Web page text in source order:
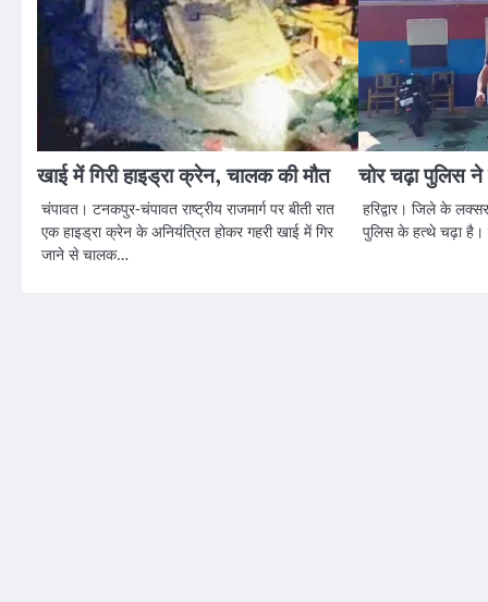
खाई में गिरी हाइड्रा क्रेन, चालक की मौत
चंपावत। टनकपुर-चंपावत राष्ट्रीय राजमार्ग पर बीती रात
एक हाइड्रा क्रेन के अनियंत्रित होकर गहरी खाई में गिर
जाने से चालक…
चोर चढ़ा पुलिस ने
हरिद्वार। जिले के
पुलिस के हत्थे चढ़ा है।